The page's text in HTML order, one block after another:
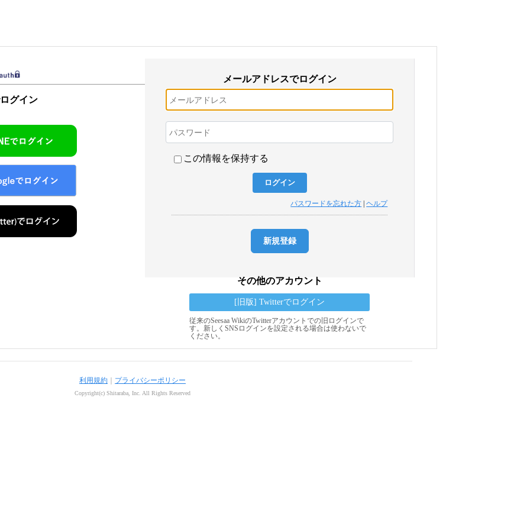
グイン
メールアドレスでログイン
この情報を保持する
パスワードを忘れた方 |ヘルプ
新規登録
その他のアカウント
[旧版] Twitterでログイン
従来のSeesaa WikiのTwitterアカウントでの旧ログインで
す。新しくSNSログインを設定される場合は使わないで
ください。
利用規約 プライバシーポリシー
Copyright(c) Shitaraba, Inc. All Rights Reserved